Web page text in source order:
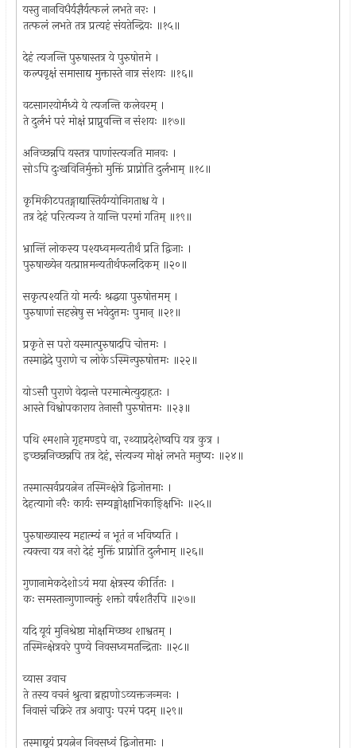
यस्तु नानविधैर्यज्ञैर्यत्फलं लभते नरः ।
तत्फलं लभते तत्र प्रत्यहं संयतेन्द्रियः ॥१५॥
देहं त्यजन्ति पुरुषास्तत्र ये पुरुषोत्तमे ।
कल्पवृक्षं समासाद्य मुक्तास्ते नात्र संशयः ॥१६॥
वटसागरयोर्मध्ये ये त्यजन्ति कलेवरम् ।
ते दुर्लभं परं मोक्षं प्राप्नुवन्ति न संशयः ॥१७॥
अनिच्छन्नपि यस्तत्र पाणांस्त्यजति मानवः ।
सोऽपि दुःखविनिर्मुक्तो मुक्तिं प्राप्नोति दुर्लभाम् ॥१८॥
कृमिकीटपतङ्गाद्यास्तिर्यग्योनिगताश्च ये ।
तत्र देहं परित्यज्य ते यान्ति परमां गतिम् ॥१९॥
भ्रान्तिं लोकस्य पश्यध्वमन्यतीर्थं प्रति द्विजाः ।
पुरुषाख्येन यत्प्राप्तमन्यतीर्थफलदिकम् ॥२०॥
सकृत्पश्यति यो मर्त्यः श्रद्धया पुरुषोत्तमम् ।
पुरुषाणां सहस्रेषु स भवेदुत्तमः पुमान् ॥२१॥
प्रकृते स परो यस्मात्पुरुषादपि चोत्तमः ।
तस्माद्वेदे पुराणे च लोकेऽस्मिन्पुरुषोत्तमः ॥२२॥
योऽसौ पुराणे वेदान्ते परमात्मेत्युदाहृतः ।
आस्ते विश्वोपकाराय तेनासौ पुरुषोत्तमः ॥२३॥
पथि श्मशाने गृहमण्डपे वा, रथ्याप्रदेशेष्वपि यत्र कुत्र ।
इच्छन्ननिच्छन्नपि तत्र देहं, संत्यज्य मोक्षं लभते मनुष्यः ॥२४॥
तस्मात्सर्वप्रयत्नेन तस्मिन्क्षेत्रे द्विजोत्तमाः ।
देहत्यागो नरैः कार्यः सम्यङ्मोक्षाभिकाङ्क्षिभिः ॥२५॥
पुरुषाख्यास्य महात्म्यं न भूतं न भविष्यति ।
त्यक्त्वा यत्र नरो देहं मुक्तिं प्राप्नोति दुर्लभाम् ॥२६॥
गुणानामेकदेशोऽयं मया क्षेत्रस्य कीर्तितः ।
कः समस्तान्गुणान्वक्तुं शक्तो वर्षशतैरपि ॥२७॥
यदि यूयं मुनिश्रेष्ठा मोक्षमिच्छथ शाश्वतम् ।
तस्मिन्क्षेत्रवरे पुण्ये निवसध्वमतन्द्रिताः ॥२८॥
व्यास उवाच
ते तस्य वचनं श्रुत्वा ब्रह्मणोऽव्यक्तजन्मनः ।
निवासं चक्रिरे तत्र अवापुः परमं पदम् ॥२९॥
तस्माद्यूयं प्रयत्नेन निवसध्वं द्विजोत्तमाः ।